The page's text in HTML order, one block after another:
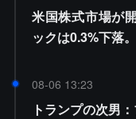
米国株式市場が
ックは0.3%下落。
08-06 13:23
トランプの次男